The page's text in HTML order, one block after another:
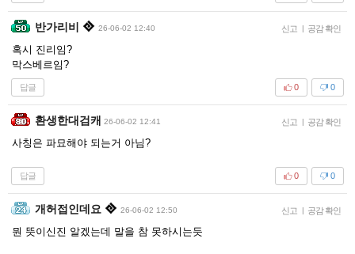
반가리비 26-06-02 12:40 신고 | 공감 확인
혹시 진리임?
막스베르임?
답글 0
0
환생한대검캐 26-06-02 12:41 신고 | 공감 확인
사칭은 파묘해야 되는거 아님?
답글 0
0
개허접인데요 26-06-02 12:50 신고 | 공감 확인
뭔 뜻이신진 알겠는데 말을 참 못하시는듯